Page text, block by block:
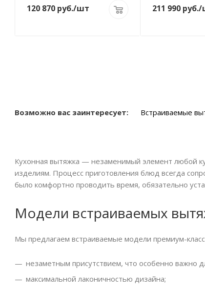
120 870 руб./шт 211 990руб./
Возможно вас заинтересует: Встраиваемые
Кухонная вытяжка — незаменимый элемент любой
изделиям. Процесс приготовления блюд всегда
было комфортно проводить время, обязательно
Модели встраиваемых
Мы предлагаем встраиваемые модели премиум-
незаметным присутствием, что особенно важно
максимальной лаконичностью дизайна;